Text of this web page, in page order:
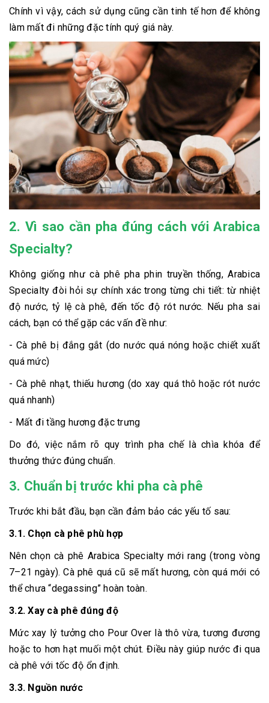
Chính vì vậy, cách sử dụng cũng cần tinh tế hơn để không
làm mất đi những đặc tính quý giá này.
2. Vì sao cần pha đúng cách với Arabica
Specialty?
Không giống như cà phê pha phin truyền thống, Arabica
Specialty đòi hỏi sự chính xác trong từng chi tiết: từ nhiệt
độ nước, tỷ lệ cà phê, đến tốc độ rót nước. Nếu pha sai
cách, bạn có thể gặp các vấn đề như:
- Cà phê bị đắng gắt (do nước quá nóng hoặc chiết xuất
quá mức)
- Cà phê nhạt, thiếu hương (do xay quá thô hoặc rót nước
quá nhanh)
- Mất đi tầng hương đặc trưng
Do đó, việc nắm rõ quy trình pha chế là chìa khóa để
thưởng thức đúng chuẩn.
3. Chuẩn bị trước khi pha cà phê
Trước khi bắt đầu, bạn cần đảm bảo các yếu tố sau:
3.1. Chọn cà phê phù hợp
Nên chọn cà phê Arabica Specialty mới rang (trong vòng
7–21 ngày). Cà phê quá cũ sẽ mất hương, còn quá mới có
thể chưa “degassing” hoàn toàn.
3.2. Xay cà phê đúng độ
Mức xay lý tưởng cho Pour Over là thô vừa, tương đương
hoặc to hơn hạt muối một chút. Điều này giúp nước đi qua
cà phê với tốc độ ổn định.
3.3. Nguồn nước